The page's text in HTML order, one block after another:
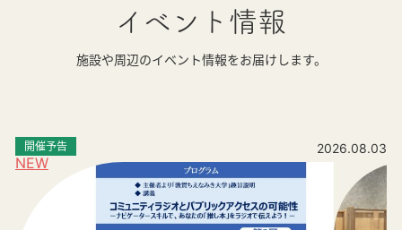
イベント情報
施設や周辺のイベント情報をお届けします。
NEW
開催予告 2026.08.03